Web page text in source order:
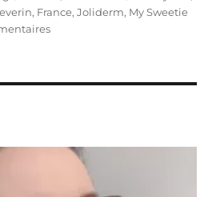
, France,Joliderm, My Sweetie
sur
My
Sweetie